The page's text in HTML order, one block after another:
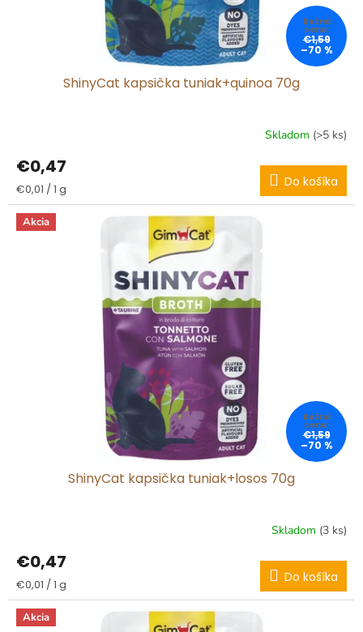
€1,59
–70 %
ShinyCat kapsička tuniak+quinoa 70g
Skladom (>5 ks)
€0,47
Jednotková
cena:
€0,01 / 1 g Do košíka
Akcia
€1,59
–70 %
ShinyCat kapsička tuniak+losos 70g
Skladom (3 ks)
€0,47
Jednotková
cena:
€0,01 / 1 g Do košíka
Akcia